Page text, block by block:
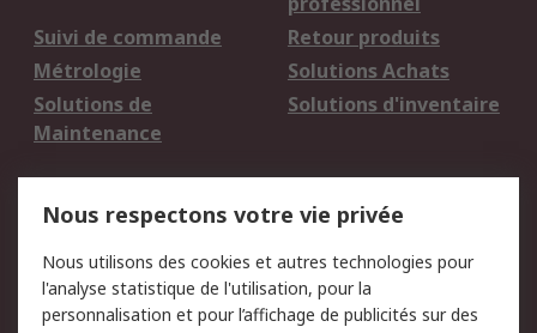
Suivi de commande
Retour produits
Métrologie
Solutions Achats
Solutions de
Maintenance
Solutions d'inventaire
du site
Politique de protection
Sécurité des E-mails
Nous respectons votre vie privée
Nous utilisons des cookies et autres technologies pour
l'analyse statistique de l'utilisation, pour la
personnalisation et pour l’affichage de publicités sur des